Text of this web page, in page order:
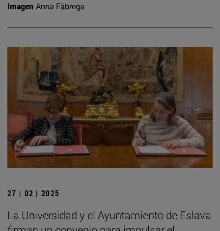
Imagen Anna Fàbrega
27 | 02 | 2025
La Universidad y el Ayuntamiento de Eslava